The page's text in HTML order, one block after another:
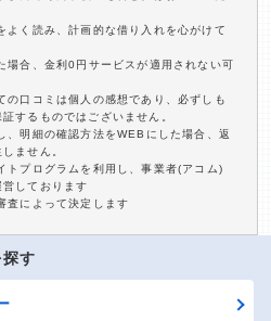
よく読み、計画的な借り入れを心がけて
場合、金利0円サービスが適用されない可
の口コミは個人の感想であり、必ずしも
するものではございません。
、明細の確認方法をWEBにした場合、返
ません。
トプログラムを利用し、事業者(アコム)
しております
査によって決定します
す